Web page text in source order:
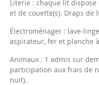
Literie : chaque lit dispose
et de couette(s). Draps de
Électroménager : lave-
aspirateur, fer et planche
Animaux : 1 admis sur
participation aux frais de
nuit).